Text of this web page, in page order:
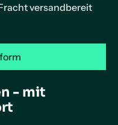
versandbereit
- mit